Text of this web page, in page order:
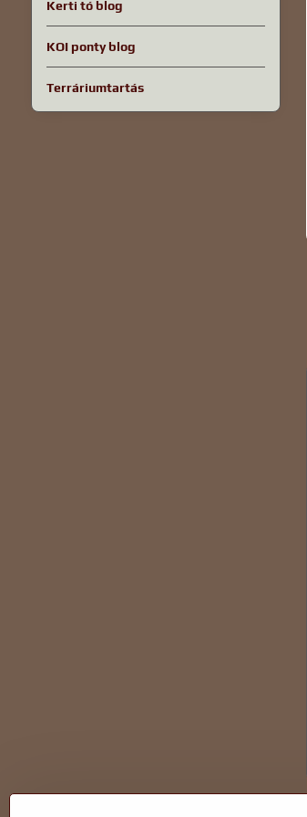
Kerti tó blog
KOI ponty blog
Terráriumtartás